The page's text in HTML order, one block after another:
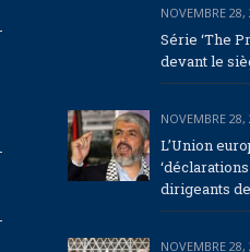
NOVEMBRE 28,
Série ‘The
devant le
NOVEMBRE 28,
L’Union
dirigeants
NOVEMBRE 28,